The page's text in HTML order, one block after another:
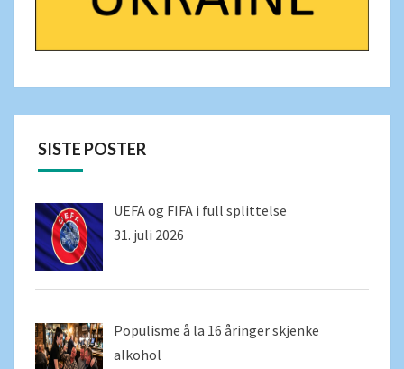
SISTE POSTER
UEFA og FIFA i full splittelse
31. juli 2026
Populisme å la 16 åringer skjenke
alkohol